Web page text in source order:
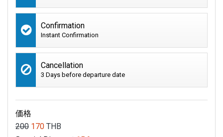
Confirmation
Instant Confirmation
Cancellation
3 Days before departure date
価格
200 170 THB